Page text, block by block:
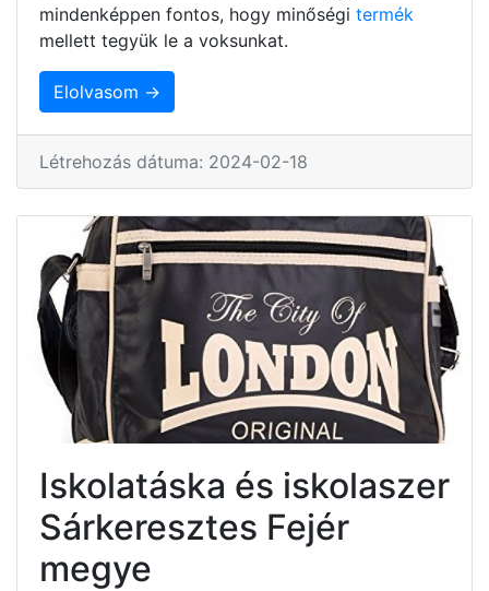
mindenképpen fontos, hogy minőségi termék
mellett tegyük le a voksunkat.
Elolvasom →
Létrehozás dátuma: 2024-02-18
Iskolatáska és iskolaszer
Sárkeresztes Fejér
megye